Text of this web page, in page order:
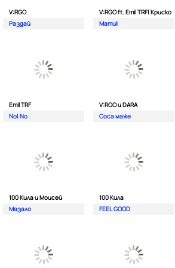
V:RGO
Раздай
V:RGO ft. Emil TRF| Криско
Mamuli
Emil TRF
No| No
V:RGO и DARA
Соса маже
100 Кила и Моисей
Мазало
100 Кила
FEEL GOOD